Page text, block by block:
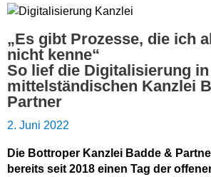
„Es gibt Prozesse, die ich
nicht kenne“
So lief die Digitalisierung
mittelständischen Kanzlei
Partner
2. Juni 2022
Die Bottroper Kanzlei Badde &
bereits seit 2018 einen Tag der